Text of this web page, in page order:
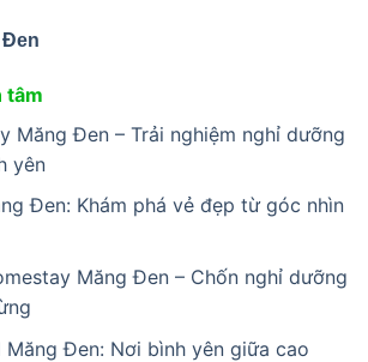
Đen
tâm
Măng Đen – Trải nghiệm nghỉ dưỡng
yên
Đen: Khám phá vẻ đẹp từ góc nhìn
Măng Đen – Chốn nghỉ dưỡng
Măng Đen: Nơi bình yên giữa cao